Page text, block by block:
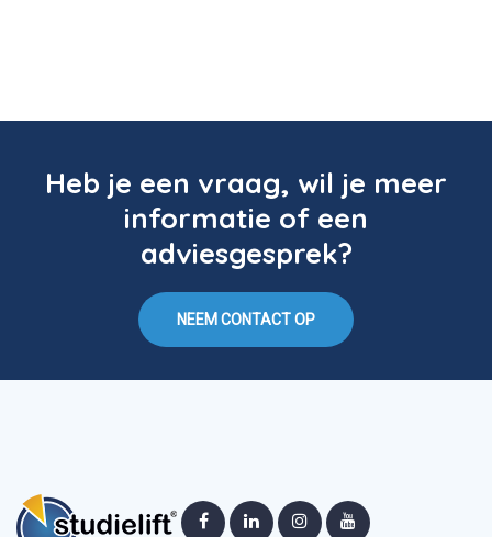
Heb je een vraag, wil je meer
informatie of een
adviesgesprek?
NEEM CONTACT OP